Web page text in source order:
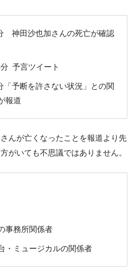
神田沙也加さんの死亡が確認
予言ツイート
「予断を許さない状況」との関
報道
んが亡くなったことを報道より先
がいても不思議ではありません。
事務所関係者
・ミュージカルの関係者